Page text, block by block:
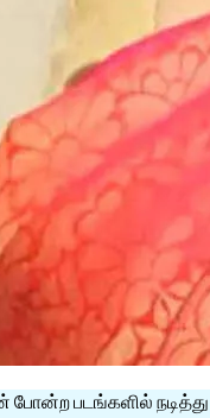
படங்களில்